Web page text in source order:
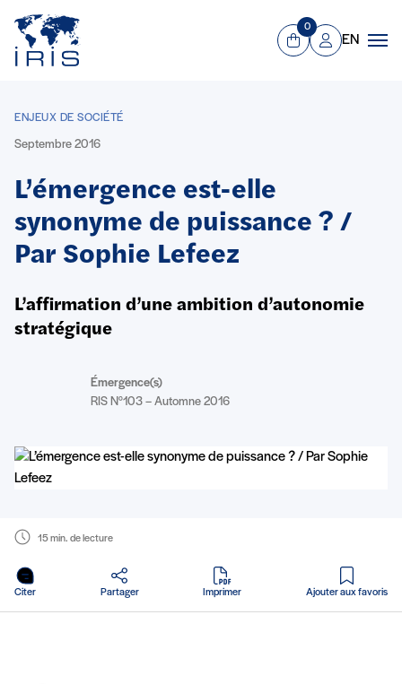
Aller au contenu principal
Panier
0
Mon compte
EN
ENJEUX DE SOCIÉTÉ
Septembre 2016
L’émergence est-elle
synonyme de puissance ? /
Par Sophie Lefeez
L’affirmation d’une ambition d’autonomie
stratégique
Émergence(s)
RIS N°103 – Automne 2016
15 min. de lecture
Citer Partager Imprimer
en PDF
Ajouter aux favoris